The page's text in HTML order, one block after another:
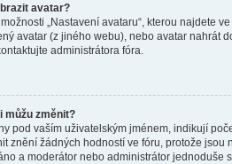
avatar?
„Nastavení avataru“, kterou najdete
avatar (z jiného webu), nebo avatar nahrát
administrátora fóra.
můžu změnit?
pod vaším uživatelským jménem, indikují
znění žádných hodností ve fóru, protože
a moderátor nebo administrátor jednoduše